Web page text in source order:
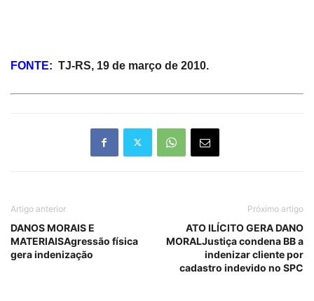
FONTE: TJ-RS, 19 de março de 2010.
Artigo anterior
DANOS MORAIS E
MATERIAISAgressão física
gera indenização
Próximo artigo
ATO ILÍCITO GERA DANO
MORALJustiça condena BB a
indenizar cliente por
cadastro indevido no SPC